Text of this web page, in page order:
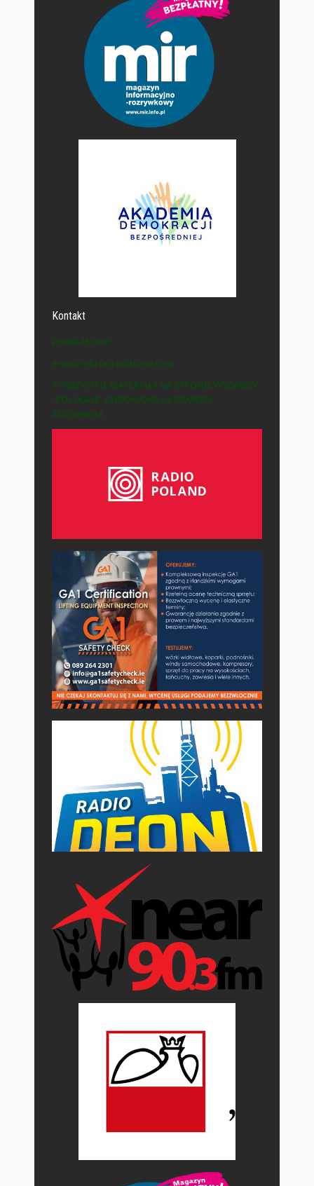
Kontakt
Polska-IE.com
e-mail: info (at) polska-ie.com
© WSZYSTKIE MATERIAŁY NA STRONIE WYDAWCY
„POLSKA-IE” CHRONIONE SĄ PRAWEM
AUTORSKIM.